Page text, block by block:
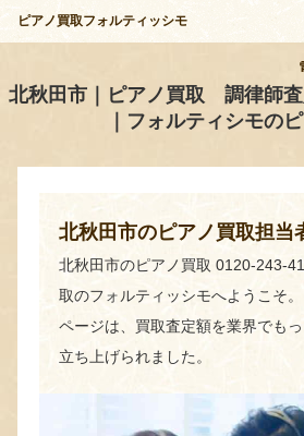
ピアノ買取フォルティッシモ
北秋田市｜ピアノ買取 調律師
｜フォルティシモの
北秋田市のピアノ買取担当
北秋田市のピアノ買取 0120-243-
取のフォルティッシモへようこそ
ページは、買取査定額を業界でも
立ち上げられました。